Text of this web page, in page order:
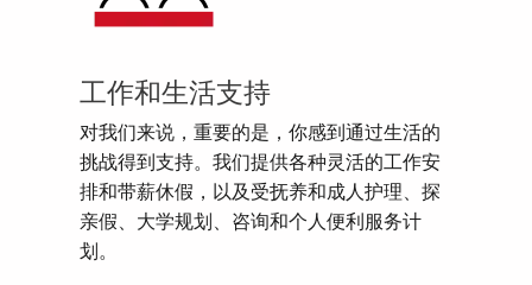
工作和生活支持
对我们来说，重要的是，你感到通过生活的
挑战得到支持。我们提供各种灵活的工作安
排和带薪休假，以及受抚养和成人护理、探
亲假、大学规划、咨询和个人便利服务计
划。